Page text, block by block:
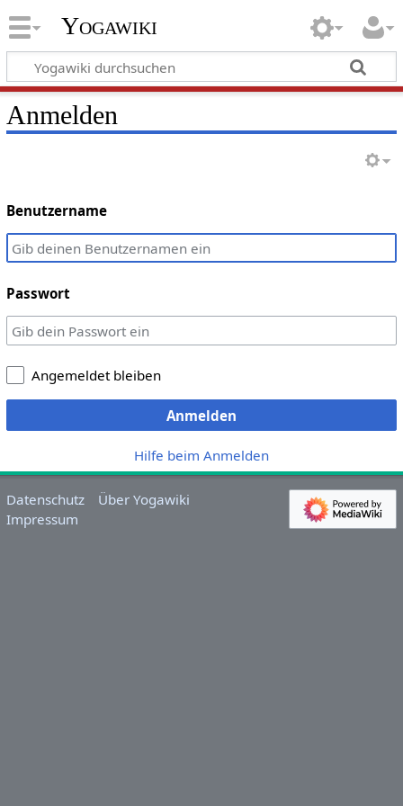
Yogawiki
Anmelden
Benutzername
Passwort
Angemeldet bleiben
Anmelden
Hilfe beim Anmelden
Datenschutz
Über Yogawiki
Impressum